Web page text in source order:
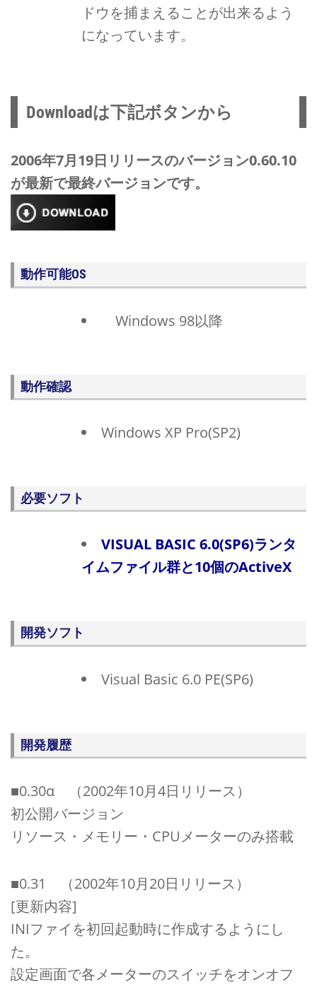
ドウを捕まえることが出来るよう
になっています。
Downloadは下記ボタンから
2006年7月19日リリースのバージョン0.60.10
が最新で最終バージョンです。
動作可能OS
Windows 98以降
動作確認
Windows XP Pro(SP2)
必要ソフト
VISUAL BASIC 6.0(SP6)ランタ
イムファイル群と10個のActiveX
開発ソフト
Visual Basic 6.0 PE(SP6)
開発履歴
■0.30α （2002年10月4日リリース）
初公開バージョン
リソース・メモリー・CPUメーターのみ搭載
■0.31 （2002年10月20日リリース）
[更新内容]
INIファイを初回起動時に作成するようにし
た。
設定画面で各メーターのスイッチをオンオフ